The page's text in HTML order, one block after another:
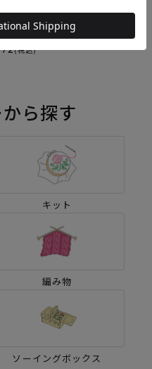
子 菱青海波
(税込)
ら探す
キット
編み物
ソーイングボックス